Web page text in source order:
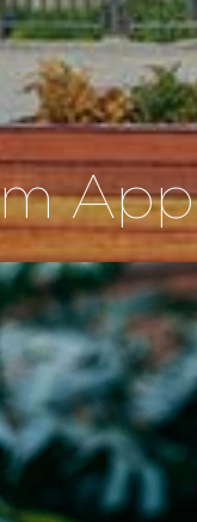
App